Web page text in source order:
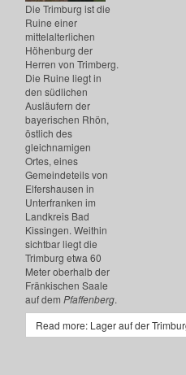
Die Trimburg ist die
Ruine einer
mittelalterlichen
Höhenburg der
Herren von Trimberg.
Die Ruine liegt in
den südlichen
Ausläufern der
bayerischen Rhön,
östlich des
gleichnamigen
Ortes, eines
Gemeindeteils von
Elfershausen in
Unterfranken im
Landkreis Bad
Kissingen. Weithin
sichtbar liegt die
Trimburg etwa 60
Meter oberhalb der
Fränkischen Saale
auf demPfaffenberg.
Read more: Lager auf der